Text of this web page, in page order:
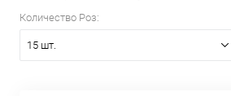
Количество Роз:
15 шт.